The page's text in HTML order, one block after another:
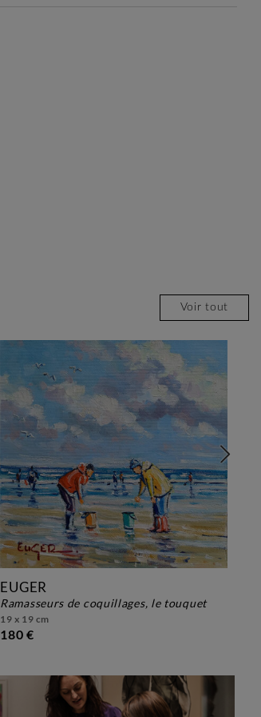
Voir tout
EUGER
ramasseurs de coquillages, le touquet
19 x 19 cm
180 €